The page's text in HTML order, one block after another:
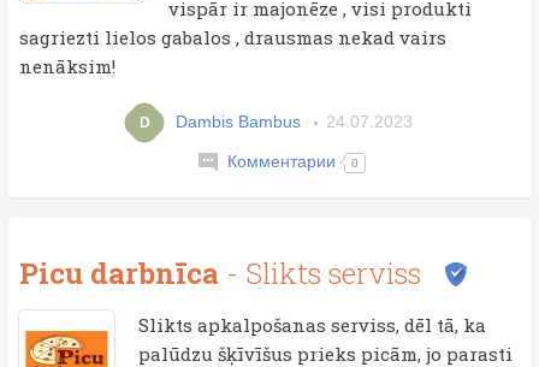
vispār ir majonēze , visi produkti
sagriezti lielos gabalos , drausmas nekad vairs
nenāksim!
D Dambis Bambus 24.07.2023
Комментарии 0
Picu darbnīca - Slikts serviss
Slikts apkalpošanas serviss, dēl tā, ka
palūdzu šķīvīšus prieks picām, jo parasti